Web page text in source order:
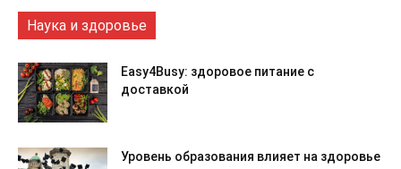
Наука и здоровье
Easy4Busy: здоровое питание с
доставкой
Уровень образования влияет на здоровье